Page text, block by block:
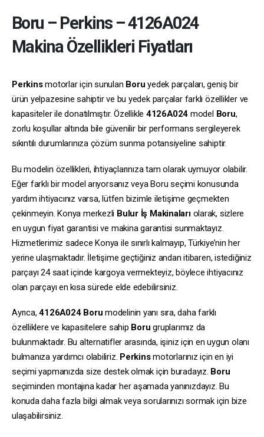
Boru – Perkins–4126A024
Makina Özellikleri Fiyatları
Perkinsmotorlar için sunulan Boru yedek parçaları, geniş bir
ürün yelpazesine sahiptir ve bu yedek parçalar farklı özellikler ve
kapasiteler ile donatılmıştır. Özellikle 4126A024 model Boru,
zorlu koşullar altında bile güvenilir bir performans sergileyerek
sıkıntılı durumlarınıza çözüm sunma potansiyeline sahiptir.
Bu modelin özellikleri, ihtiyaçlarınıza tam olarak uymuyor olabilir.
Eğer farklı bir model arıyorsanız veya Boru seçimi konusunda
yardım ihtiyacınız varsa, lütfen bizimle iletişime geçmekten
çekinmeyin. Konya merkezli Bulur İş Makinalarıolarak, sizlere
en uygun fiyat garantisi ve makina garantisi sunmaktayız.
Hizmetlerimiz sadece Konya ile sınırlı kalmayıp, Türkiye’nin her
yerine ulaşmaktadır. İletişime geçtiğiniz andan itibaren, istediğiniz
parçayı 24 saat içinde kargoya vermekteyiz, böylece ihtiyacınız
olan parçayı en kısa sürede elde edebilirsiniz.
Ayrıca,4126A024 Boru modelinin yanı sıra, daha farklı
özelliklere ve kapasitelere sahip Boru gruplarımız da
bulunmaktadır. Bu alternatifler arasında, işiniz için en uygun olanı
bulmanıza yardımcı olabiliriz. Perkinsmotorlarınız için en iyi
seçimi yapmanızda size destek olmak için buradayız. Boru
seçiminden montajına kadar her aşamada yanınızdayız. Bu
konuda daha fazla bilgi almak veya sorularınızı sormak için bize
ulaşabilirsiniz.